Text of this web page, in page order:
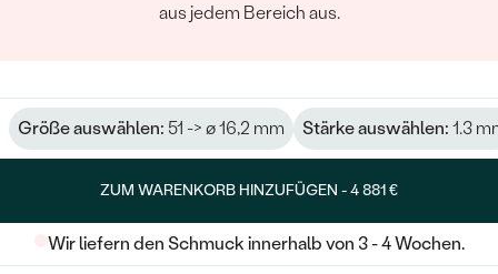
aus jedem Bereich aus.
Größe auswählen: 51 -> ø 16,2 mm Stärke auswählen: 1.3
ZUM WARENKORB HINZUFÜGEN -4 881 €
Wir liefern den Schmuck innerhalb von 3 - 4 Wochen.